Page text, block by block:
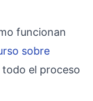
funcionan
sobre
el proceso